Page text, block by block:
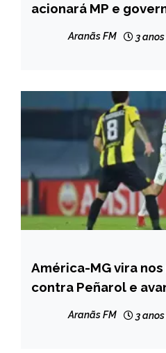
MINAS
acionará MP e
Aranãs FM 3
ESPORTES
América-MG vira
contra Peñarol e
Aranãs FM 3